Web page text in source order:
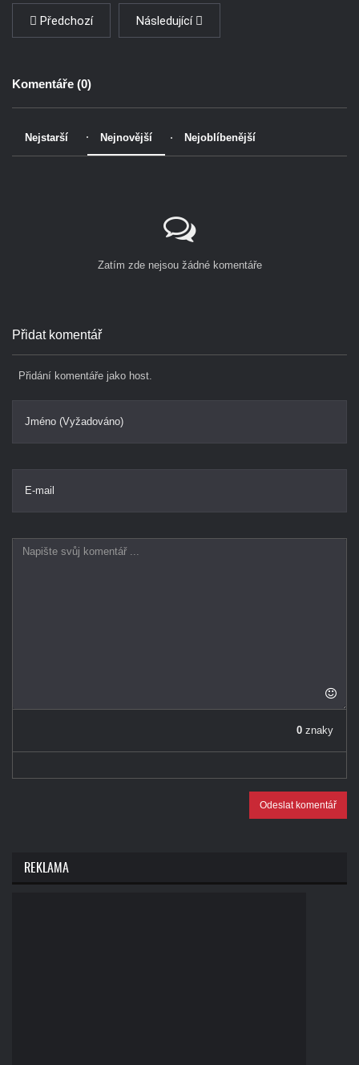
Předchozí Následující
Komentáře (0)
Nejstarší Nejnovější Nejoblíbenější
Zatím zde nejsou žádné komentáře
Přidat komentář
Přidání komentáře jako host.
Jméno (Vyžadováno)
E-mail
0 znaky
Odeslat komentář
REKLAMA